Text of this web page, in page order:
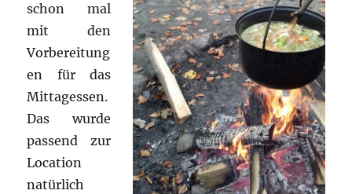
schon mal
mit den
Vorbereitung
en für das
Mittagessen.
Das wurde
passend zur
Location
natürlich